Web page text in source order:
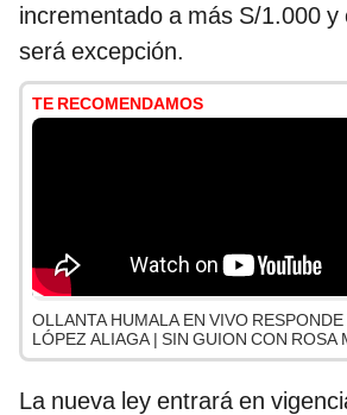
incrementado a más S/1.000 y
será excepción.
TE RECOMENDAMOS
OLLANTA HUMALA EN VIVO
LÓPEZ ALIAGA | SIN GUION CON ROSA
La nueva ley entrará en